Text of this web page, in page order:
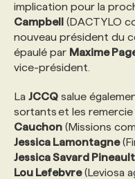
implication pour la
Campbell (DACTYLO
nouveau président du
épaulé par Maxime
vice-président.
La JCCQ salue
sortants et les
Cauchon (Missions
Jessica Lamontagne
Jessica Savard Pineault
Lou Lefebvre(Leviosa